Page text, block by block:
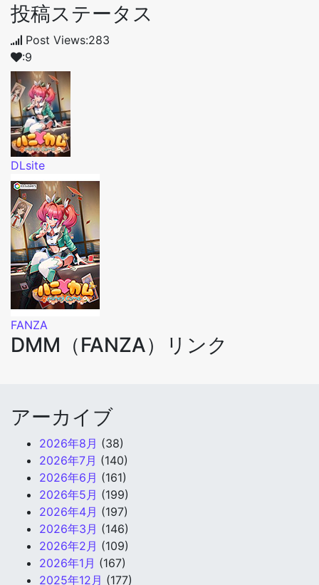
投稿ステータス
Post Views:283
:9
DLsite
FANZA
DMM（FANZA）リンク
アーカイブ
2026年8月 (38)
2026年7月 (140)
2026年6月 (161)
2026年5月 (199)
2026年4月 (197)
2026年3月 (146)
2026年2月 (109)
2026年1月 (167)
2025年12月 (177)